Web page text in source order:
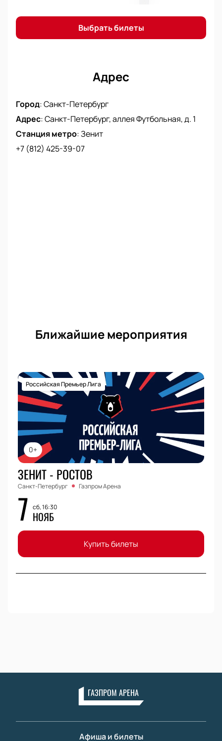
Выбрать билеты
Адрес
Город:Санкт-Петербург
Адрес:Санкт-Петербург, аллея Футбольная, д. 1
Станция метро:Зенит
+7 (812) 425-39-07
Ближайшие мероприятия
0+
Российская Премьер Лига
ЗЕНИТ - РОСТОВ
Санкт-Петербург Газпром Арена
7 сб, 16:30
НОЯБ
Купить билеты
ГАЗПРОМ АРЕНА
Афиша и билеты